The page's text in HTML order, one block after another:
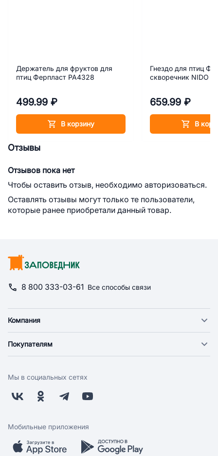
Держатель для фруктов для
птиц Ферпласт РА4328
499.99 ₽
В корзину
Гнездо для птиц
скворечник NIDO
659.99 ₽
В
Отзывы
Отзывов пока нет
Чтобы оставить отзыв, необходимо авторизоваться.
Оставлять отзывы могут только те пользователи,
которые ранее приобретали данный товар.
8 800 333-03-61 Все способы связи
Компания
Новости
Поставщикам
Заводчикам
Обратная связь
Покупателям
Оплата
Бонусная программа
Скидки и акции
Мобильное приложение
Мы в социальных сетях
Мобильные приложения